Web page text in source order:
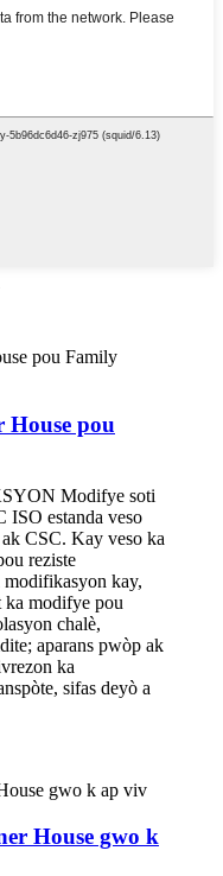
pou
Modifye soti
ISO estanda veso
CSC. Kay veso ka
reziste
modifikasyon kay,
modifye pou
chalè,
aparans pwòp ak
ka
sifas deyò a
House gwo k